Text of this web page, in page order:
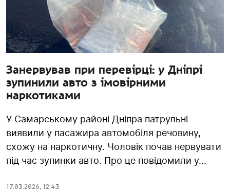
Занервував при перевірці: у Дніпрі
зупинили авто з імовірними
наркотиками
У Самарському районі Дніпра патрульні
виявили у пасажира автомобіля речовину,
схожу на наркотичну. Чоловік почав нервувати
під час зупинки авто. Про це повідомили у...
17.03.2026, 12:43